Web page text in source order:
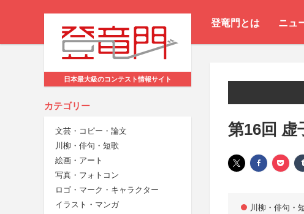
登竜門とは ニュ
日本最大級のコンテスト情報サイト
カテゴリー
文芸・コピー・論文
川柳・俳句・短歌
絵画・アート
写真・フォトコン
ロゴ・マーク・キャラクター
イラスト・マンガ
第16回 虚
川柳・俳句・